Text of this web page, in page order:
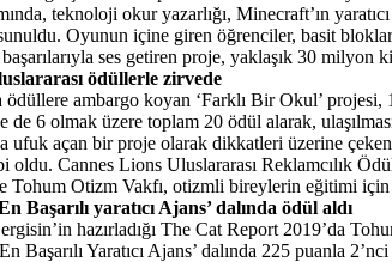
teknoloji okur yazarlığı, Minecraft’ın
Oyunun içine giren öğrenciler, basit
ses getiren proje, yaklaşık 30 milyon
ödüllerle zirvede
ödüllere ambargo koyan ‘Farklı Bir Okul’
de 6 olmak üzere toplam 20 ödül alarak,
ufuk açan bir proje olarak dikkatleri üzerine
oldu. Cannes Lions Uluslararası Reklamcılık
Tohum Otizm Vakfı, otizmli bireylerin eğitimi için
Başarılı yaratıcı Ajans’ dalında ödül aldı
hazırladığı The Cat Report 2019’da
Başarılı Yaratıcı Ajans’ dalında 225 puanla 2’nci